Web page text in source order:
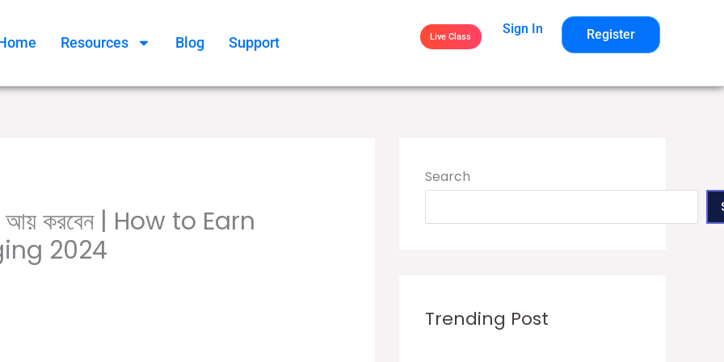
Resources Blog Support Live Class
Sign In Register
আয় করবেন | How to Earn
2024
Search
Trending Post